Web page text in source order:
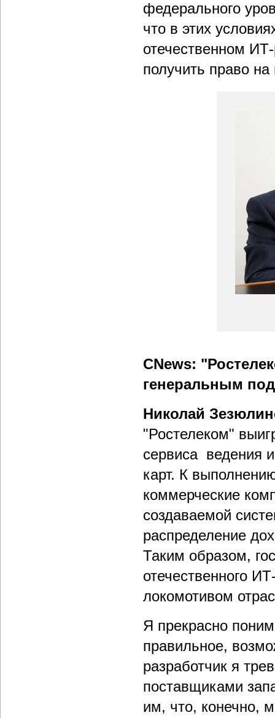
федерального
что в этих
отечественном
получить право
CNews:
генеральным
Николай
"Ростелеком"
сервиса ведения
карт. К
коммерческие
создаваемой
распределение
Таким образом,
отечественного
локомотивом
Я прекрасно
правильное,
разработчик я
поставщиками
им, что, конечно,